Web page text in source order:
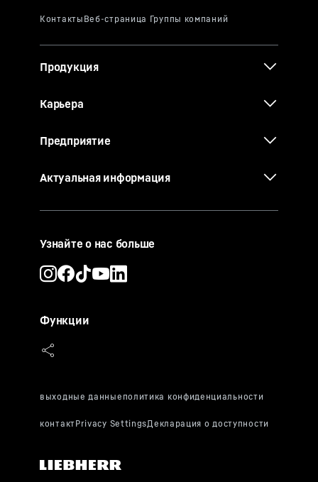
Продукция
Карьера
Предприятие
Актуальная информация
Узнайте о нас больше
Функции